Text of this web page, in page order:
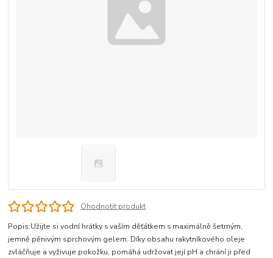
Ohodnotit produkt
Popis:Užijte si vodní hrátky s vaším děťátkem s maximálně šetrným,
jemně pěnivým sprchovým gelem. Díky obsahu rakytníkového oleje
zvláčňuje a vyživuje pokožku, pomáhá udržovat její pH a chrání ji před